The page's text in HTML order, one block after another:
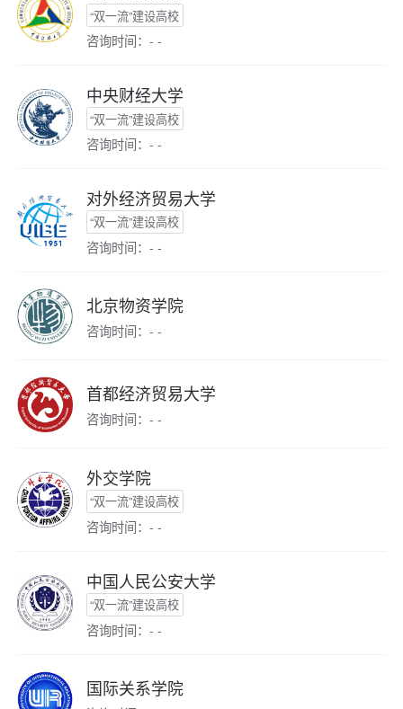
“双一流”建设高校
咨询时间：- -
中央财经大学
“双一流”建设高校
咨询时间：- -
对外经济贸易大学
“双一流”建设高校
咨询时间：- -
北京物资学院
咨询时间：- -
首都经济贸易大学
咨询时间：- -
外交学院
“双一流”建设高校
咨询时间：- -
中国人民公安大学
“双一流”建设高校
咨询时间：- -
国际关系学院